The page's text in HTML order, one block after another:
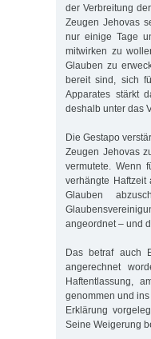
der Verbreitung
Zeugen Jehovas
nur einige Tage
mitwirken zu
Glauben zu
bereit sind, sich
Apparates stärkt
deshalb unter das
Die Gestapo
Zeugen Jehovas
vermutete. Wenn
verhängte
Glauben
angeordnet – und
Das betraf auch
angerechnet
Haftentlassung,
genommen und
Erklärung
Seine Weigerung